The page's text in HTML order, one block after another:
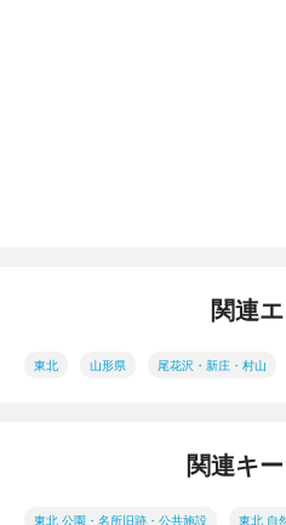
関連
東北 山形県 尾花沢・新庄・村山
関連キ
東北 公園・名所旧跡・公共施設 東北 自